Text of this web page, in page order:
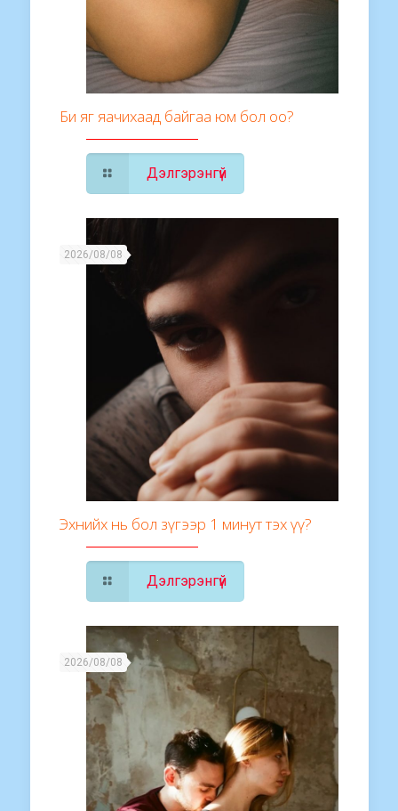
Би яг яачихаад байгаа юм бол оо?
Дэлгэрэнгүй
2026/08/08
Эхнийх нь бол зүгээр 1 минут тэх үү?
Дэлгэрэнгүй
2026/08/08